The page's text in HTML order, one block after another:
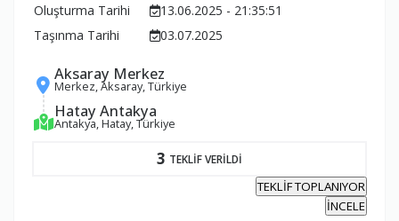
Oluşturma Tarihi
13.06.2025 - 21:35:51
Taşınma Tarihi
03.07.2025
Aksaray Merkez
Merkez, Aksaray, Türkiye
Hatay Antakya
Antakya, Hatay, Türkiye
3 TEKLİF VERİLDİ
TEKLİF TOPLANIYOR
İNCELE